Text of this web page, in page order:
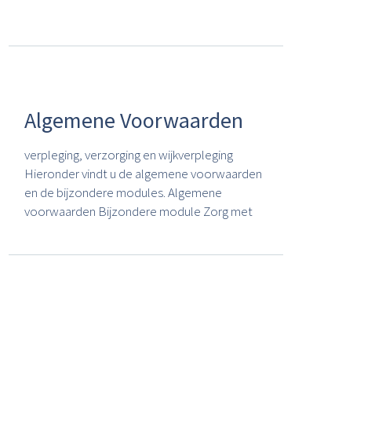
Algemene Voorwaarden
verpleging, verzorging en wijkverpleging
Hieronder vindt u de algemene voorwaarden
en de bijzondere modules. Algemene
voorwaarden Bijzondere module Zorg met